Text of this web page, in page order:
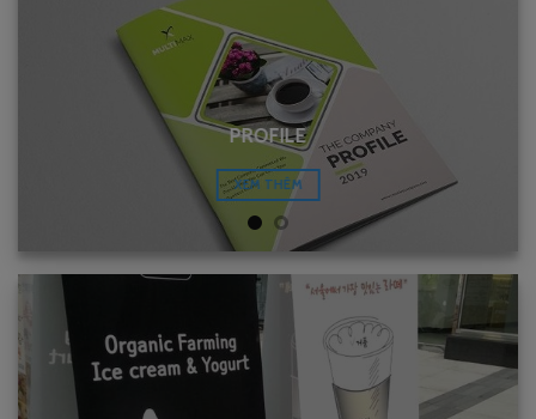
PROFILE
XEM THÊM